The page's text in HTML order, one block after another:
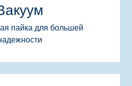
пайка для большей